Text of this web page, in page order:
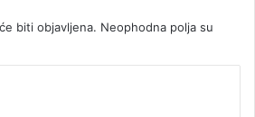
biti objavljena. Neophodna polja su